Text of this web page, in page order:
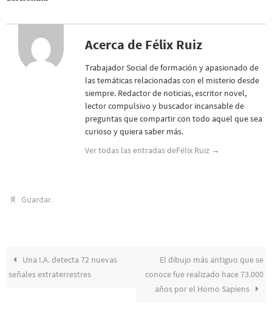
Acerca de Félix Ruiz
Trabajador Social de formación y apasionado de
las temáticas relacionadas con el misterio desde
siempre. Redactor de noticias, escritor novel,
lector compulsivo y buscador incansable de
preguntas que compartir con todo aquel que sea
curioso y quiera saber más.
Ver todas las entradas deFélix Ruiz →
Guardar.
Una I.A. detecta 72 nuevas
señales extraterrestres
El dibujo más antiguo que se
conoce fue realizado hace 73.000
años por el Homo Sapiens